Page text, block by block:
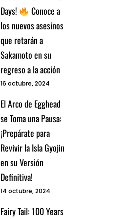
Days!
Conoce a
los nuevos asesinos
que retarán a
Sakamoto en su
regreso a la acción
16 octubre, 2024
El Arco de Egghead
se Toma una Pausa:
¡Prepárate para
Revivir la Isla Gyojin
en su Versión
Definitiva!
14 octubre, 2024
Fairy Tail: 100 Years